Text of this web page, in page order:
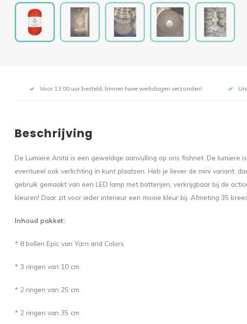
Voor 13:00 uur besteld, binnen twee werkdagen verzonden!
Beschrijving
De Lumiere Anita is een geweldige aanvulling op ons fishnet. De lumiere
eventueel ook verlichting in kunt plaatsen. Heb je liever de mini variant,
gebruik gemaakt van een LED lamp met batterijen, verkrijgbaar bij de
kleuren! Daar zit voor ieder interieur een mooie kleur bij. Afmeting 35
Inhoud pakket:
* 8 bollen Epic van Yarn and Colors
* 3 ringen van 10 cm
* 2 ringen van 25 cm
* 2 ringen van 35 cm